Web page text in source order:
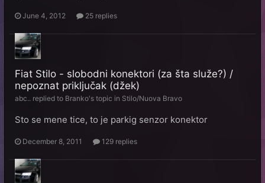
June 4, 2012 25 replies
Fiat Stilo - slobodni konektori (za šta služe?) /
nepoznat priključak (džek)
abc.. replied to Branko's topic in Stilo/Nuova Bravo
Sto se mene tice, to je parkig senzor konektor
December 8, 2011 129 replies